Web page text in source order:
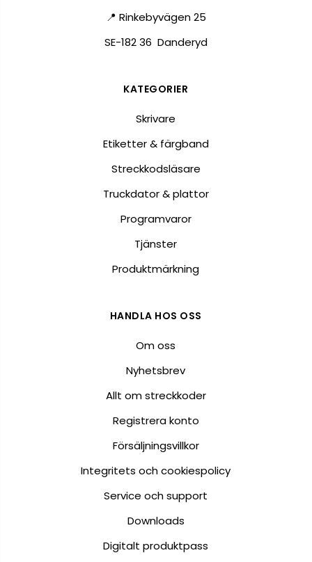
📍 Rinkebyvägen 25
SE-182 36 Danderyd
KATEGORIER
Skrivare
Etiketter & färgband
Streckkodsläsare
Truckdator & plattor
Programvaror
Tjänster
Produktmärkning
HANDLA HOS OSS
Om oss
Nyhetsbrev
Allt om streckkoder
Registrera konto
Försäljningsvillkor
Integritets och cookiespolicy
Service och support
Downloads
Digitalt produktpass